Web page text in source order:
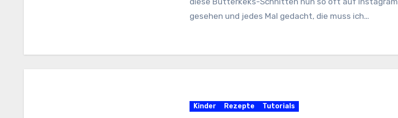
gesehen und jedes Mal gedacht, die muss ich…
Kinder Rezepte Tutorials